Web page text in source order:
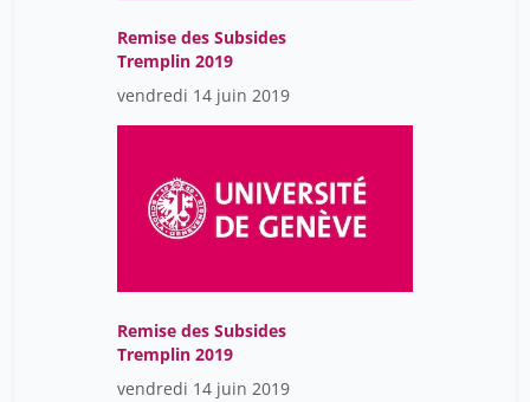
Remise des Subsides
Tremplin 2019
vendredi 14 juin 2019
Remise des Subsides
Tremplin 2019
vendredi 14 juin 2019